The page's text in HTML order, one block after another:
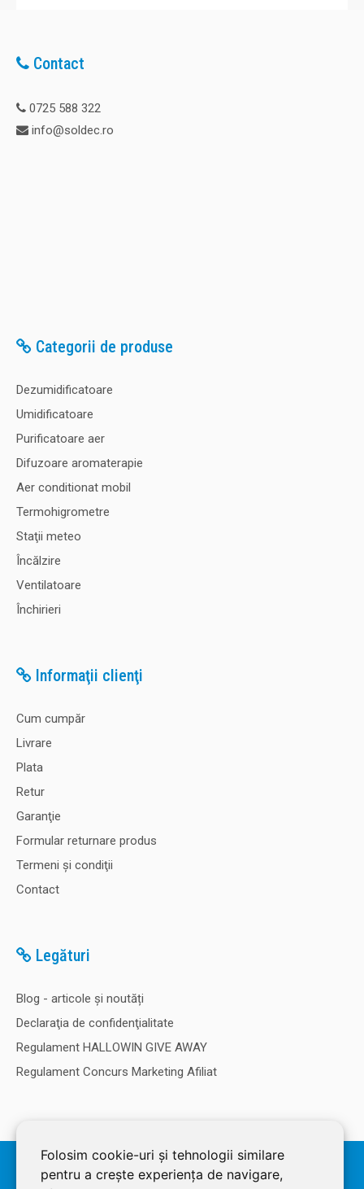
Folosim cookie-uri și tehnologii similare
pentru a crește experiența de navigare,
Contact
0725 588 322
info@soldec.ro
Categorii de produse
Dezumidificatoare
Umidificatoare
Purificatoare aer
Difuzoare aromaterapie
Aer conditionat mobil
Termohigrometre
Staţii meteo
Încălzire
Ventilatoare
Închirieri
Informaţii clienţi
Cum cumpăr
Livrare
Plata
Retur
Garanţie
Formular returnare produs
Termeni şi condiţii
Contact
Legături
Blog - articole și noutăți
Declaraţia de confidenţialitate
Regulament HALLOWIN GIVE AWAY
Regulament Concurs Marketing Afiliat
© 2026 SOLDEC SRL, RO1822625, J12/4355/2005, Cap Social: 50.000
RON. Magazin dezvoltat de LiveCOM